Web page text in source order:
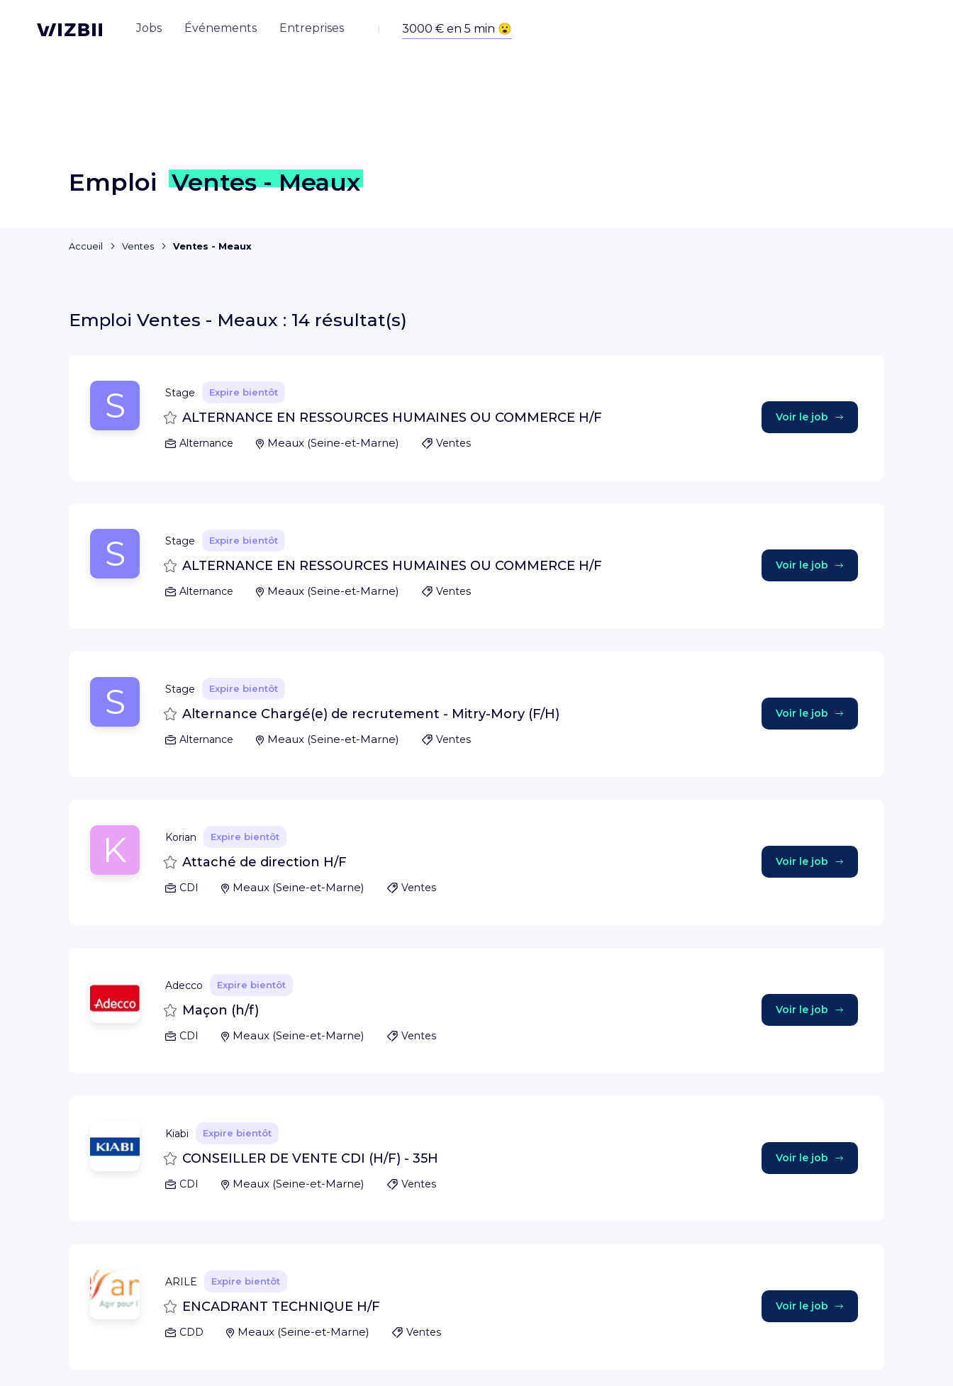
Jobs Événements Entreprises
Emploi Ventes - Meaux
Accueil Ventes Ventes - Meaux
Emploi Ventes - Meaux : 14 résultat(s)
S Stage Expire bientôt
Sauvegarder
ALTERNANCE EN RESSOURCES HUMAINES OU COMMERCE H/F
Alternance Meaux(Seine-et-Marne) Ventes
Voir le job
S Stage Expire bientôt
Sauvegarder
ALTERNANCE EN RESSOURCES HUMAINES OU COMMERCE H/F
Alternance Meaux(Seine-et-Marne) Ventes
Voir le job
S Stage Expire bientôt
Sauvegarder
Alternance Chargé(e) de recrutement - Mitry-Mory (F/H)
Alternance Meaux(Seine-et-Marne) Ventes
Voir le job
K Korian Expire bientôt
Sauvegarder
Attaché de direction H/F
CDI Meaux(Seine-et-Marne) Ventes
Voir le job
Adecco Expire bientôt
Sauvegarder
Maçon (h/f)
CDI Meaux(Seine-et-Marne) Ventes
Voir le job
Kiabi Expire bientôt
Sauvegarder
CONSEILLER DE VENTE CDI (H/F) - 35H
CDI Meaux(Seine-et-Marne) Ventes
Voir le job
ARILE Expire bientôt
Sauvegarder
ENCADRANT TECHNIQUE H/F
CDD Meaux(Seine-et-Marne) Ventes
Voir le job